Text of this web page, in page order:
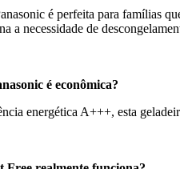
é perfeita para famílias
a necessidade de
é econômica?
energética A+++, esta